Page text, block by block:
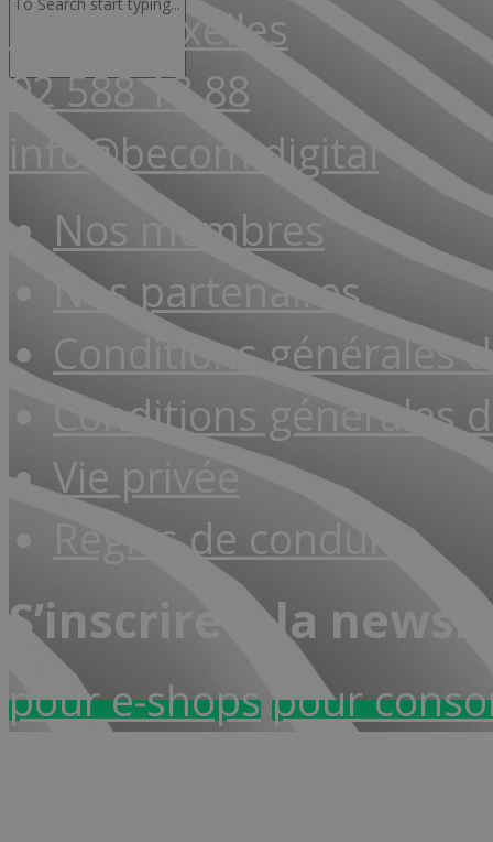
1000 Bruxelles
02 588 18 88
info@becom.digital
Nos membres
Nos partenaires
Conditions générales
Conditions générales
Vie privée
Règles de conduite
S’inscrire à la
pour e-shopspour